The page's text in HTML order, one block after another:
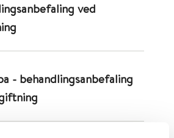
ved
- behandlingsanbefaling